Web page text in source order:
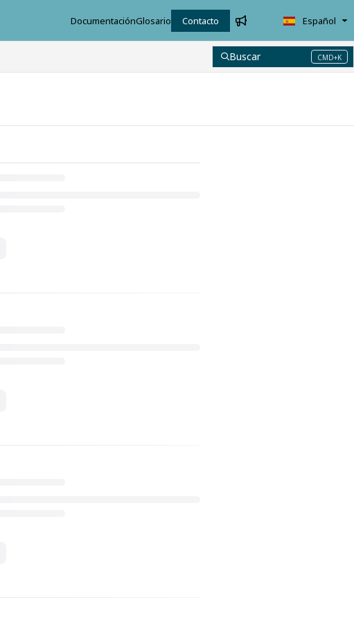
DocumentaciónGlosario Contacto Español
Buscar CMD+K
Press CMD+K to open search